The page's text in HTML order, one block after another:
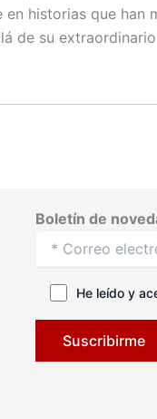
historias que han
de su
Boletín de
He leído y